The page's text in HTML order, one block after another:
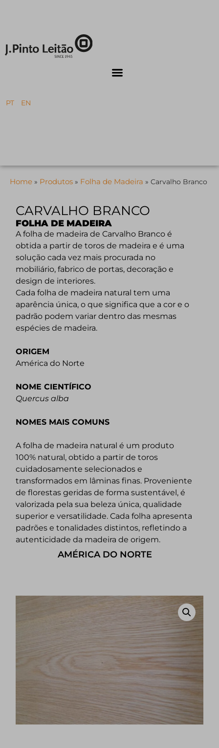
PT EN
Home » Produtos » Folha de Madeira » Carvalho Branco
CARVALHO BRANCO
FOLHA DE MADEIRA
A folha de madeira de Carvalho Branco é
obtida a partir de toros de madeira e é uma
solução cada vez mais procurada no
mobiliário, fabrico de portas, decoração e
design de interiores.
Cada folha de madeira natural tem uma
aparência única, o que significa que a cor e o
padrão podem variar dentro das mesmas
espécies de madeira.
ORIGEM
América do Norte
NOME CIENTÍFICO
Quercus alba
NOMES MAIS COMUNS
A folha de madeira natural é um produto
100% natural, obtido a partir de toros
cuidadosamente selecionados e
transformados em lâminas finas. Proveniente
de florestas geridas de forma sustentável, é
valorizada pela sua beleza única, qualidade
superior e versatilidade. Cada folha apresenta
padrões e tonalidades distintos, refletindo a
autenticidade da madeira de origem.
AMÉRICA DO NORTE